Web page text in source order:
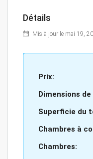
Détails
Mis à jour le mai 19,
Prix:
Dimensions
Superficie du
Chambres à
Chambres: